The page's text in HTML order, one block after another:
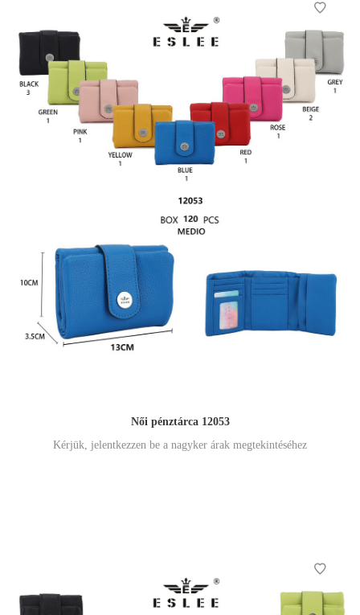
Női pénztárca 12053
Kérjük, jelentkezzen be a nagyker árak megtekintéséhez